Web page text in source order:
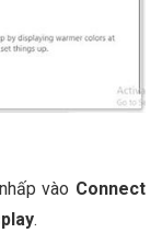
vào Connect
.